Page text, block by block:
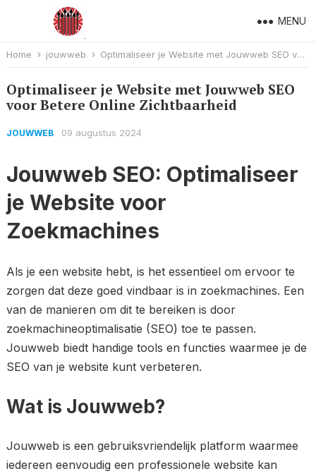
MENU
Home jouwweb Optimaliseer je Website met Jouwweb SEO voor Betere Online Zichtbaarheid
Optimaliseer je Website met Jouwweb SEO
voor Betere Online Zichtbaarheid
JOUWWEB 09 augustus 2024
Jouwweb SEO: Optimaliseer
je Website voor
Zoekmachines
Als je een website hebt, is het essentieel om ervoor te
zorgen dat deze goed vindbaar is in zoekmachines. Een
van de manieren om dit te bereiken is door
zoekmachineoptimalisatie (SEO) toe te passen.
Jouwweb biedt handige tools en functies waarmee je de
SEO van je website kunt verbeteren.
Wat is Jouwweb?
Jouwweb is een gebruiksvriendelijk platform waarmee
iedereen eenvoudig een professionele website kan